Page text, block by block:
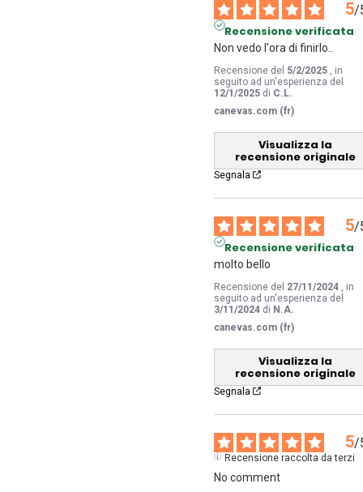
5/
Recensione verificata
Non vedo l'ora di finirlo..
Recensione del 5/2/2025
, in
seguito ad un'esperienza del
12/1/2025 di C.L.
canevas.com (fr)
Visualizza la
recensione originale
Segnala
5/
Recensione verificata
molto bello
Recensione del 27/11/2024
, in
seguito ad un'esperienza del
3/11/2024 di N.A.
canevas.com (fr)
Visualizza la
recensione originale
Segnala
5/
Recensione raccolta da terzi
No comment